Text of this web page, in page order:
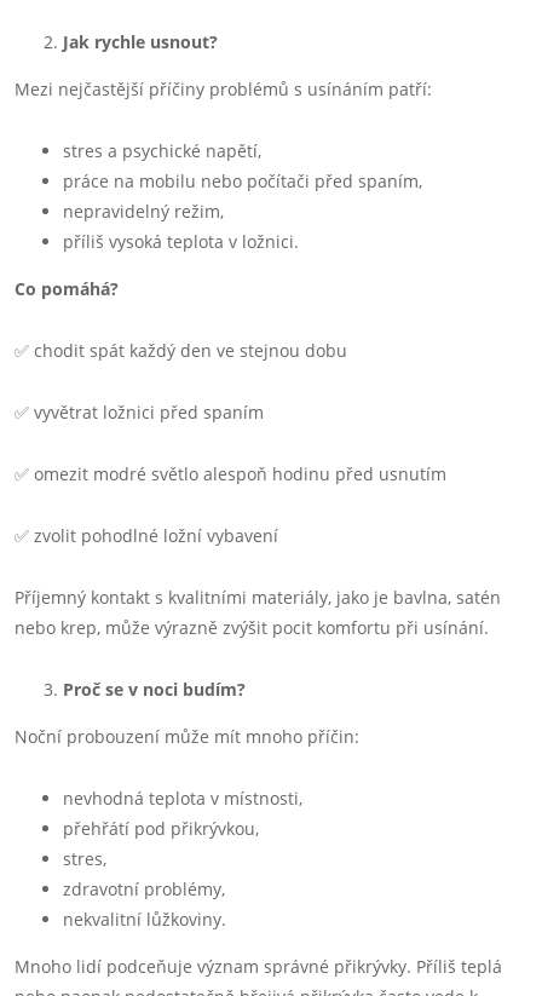
Jak rychle usnout?
Mezi nejčastější příčiny problémů s usínáním patří:
stres a psychické napětí,
práce na mobilu nebo počítači před spaním,
nepravidelný režim,
příliš vysoká teplota v ložnici.
Co pomáhá?
✅ chodit spát každý den ve stejnou dobu
✅ vyvětrat ložnici před spaním
✅ omezit modré světlo alespoň hodinu před usnutím
✅ zvolit pohodlné ložní vybavení
Příjemný kontakt s kvalitními materiály, jako je bavlna, satén
nebo krep, může výrazně zvýšit pocit komfortu při usínání.
Proč se v noci budím?
Noční probouzení může mít mnoho příčin:
nevhodná teplota v místnosti,
přehřátí pod přikrývkou,
stres,
zdravotní problémy,
nekvalitní lůžkoviny.
Mnoho lidí podceňuje význam správné přikrývky. Příliš teplá